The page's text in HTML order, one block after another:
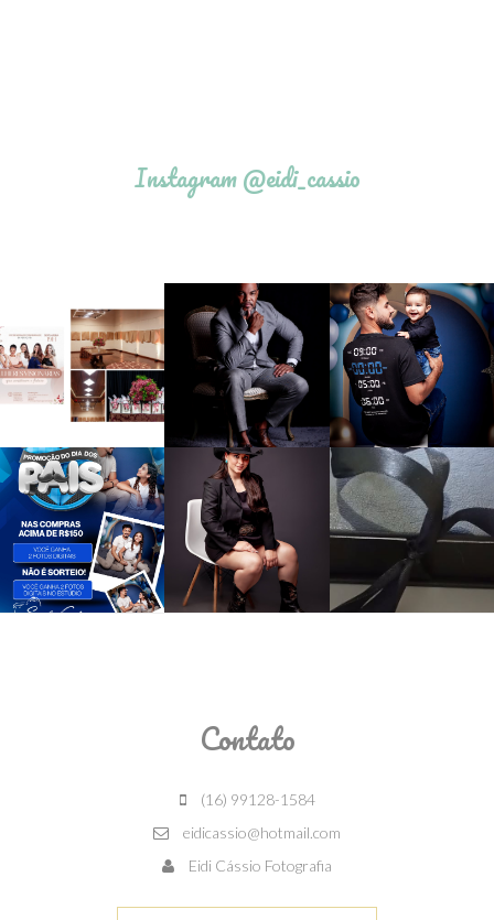
Instagram @eidi_cassio
Contato
(16) 99128-1584
eidicassio@hotmail.com
Eidi Cássio Fotografia